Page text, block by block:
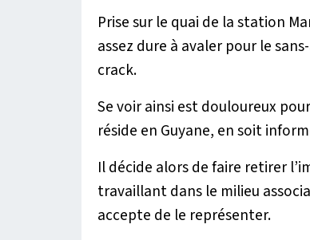
Prise sur le quai de la station
assez dure à avaler pour le
crack.
Se voir ainsi est douloureux
réside en Guyane, en soit
Il décide alors de faire retirer
travaillant dans le milieu
accepte de le représenter.